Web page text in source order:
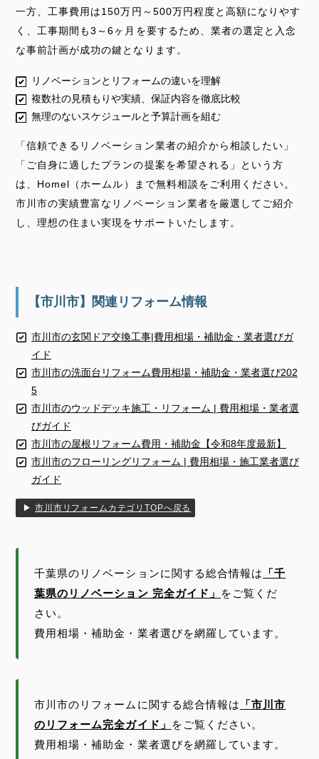
一方、工事費用は150万円～500万円程度と高額になりやす
く、工事期間も3～6ヶ月を要するため、業者の選定と入念
な事前計画が成功の鍵となります。
リノベーションとリフォームの違いを理解
複数社の見積もりや実績、保証内容を徹底比較
無理のないスケジュールと予算計画を組む
「信頼できるリノベーション業者の紹介から相談したい」
「ご自身に適したプランの提案を希望される」という方
は、Homel（ホームル）まで無料相談をご利用ください。
市川市の実績豊富なリノベーション業者を厳選してご紹介
し、理想の住まい実現をサポートいたします。
【市川市】関連リフォーム情報
市川市の玄関ドア交換工事|費用相場・補助金・業者選びガ
イド
市川市の洗面台リフォーム費用相場・補助金・業者選び202
5
市川市のウッドデッキ施工・リフォーム | 費用相場・業者選
びガイド
市川市の屋根リフォーム費用・補助金【令和8年度最新】
市川市のフローリングリフォーム | 費用相場・施工業者選び
ガイド
▶市川市リフォームカテゴリTOPへ戻る
千葉県のリノベーションに関する総合情報は
「千
葉県のリノベーション 完全ガイド」
をご覧くだ
さい。
費用相場・補助金・業者選びを網羅しています。
市川市のリフォームに関する総合情報は
「市川市
のリフォーム完全ガイド」
をご覧ください。
費用相場・補助金・業者選びを網羅しています。